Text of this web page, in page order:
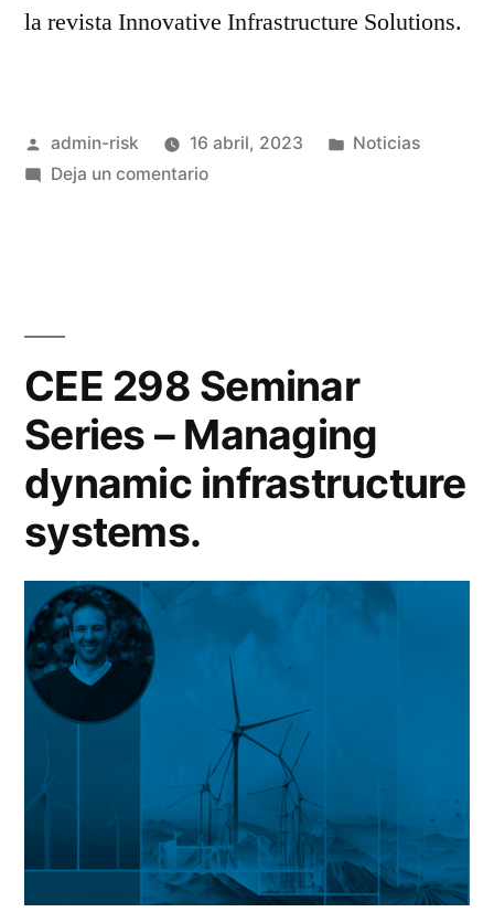
la revista Innovative Infrastructure Solutions.
admin-risk 16 abril, 2023
Noticias
Deja un comentario
CEE 298 Seminar
Series – Managing
dynamic infrastructure
systems.